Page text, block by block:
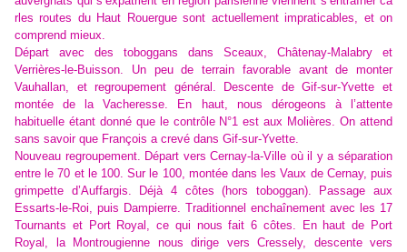
rles routes du Haut Rouergue sont actuellement impraticables, et on
comprend mieux.
Départ avec des toboggans dans Sceaux, Châtenay-Malabry et
Verrières-le-Buisson. Un peu de terrain favorable avant de monter
Vauhallan, et regroupement général. Descente de Gif-sur-Yvette et
montée de la Vacheresse. En haut, nous dérogeons à l’attente
habituelle étant donné que le contrôle N°1 est aux Molières. On attend
sans savoir que François a crevé dans Gif-sur-Yvette.
Nouveau regroupement. Départ vers Cernay-la-Ville où il y a séparation
entre le 70 et le 100. Sur le 100, montée dans les Vaux de Cernay, puis
grimpette d’Auffargis. Déjà 4 côtes (hors toboggan). Passage aux
Essarts-le-Roi, puis Dampierre. Traditionnel enchaînement avec les 17
Tournants et Port Royal, ce qui nous fait 6 côtes. En haut de Port
Royal, la Montrougienne nous dirige vers Cressely, descente vers